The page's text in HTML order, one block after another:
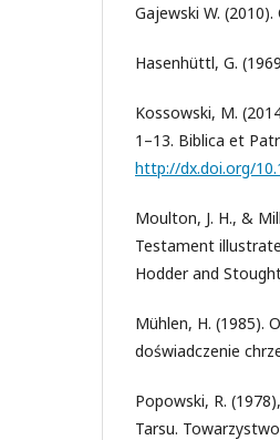
Gajewski W.
Hasenhüttl, G.
Kossowski, M.
1–13. Biblica et
http://dx.doi.org/
Moulton, J. H., &
Testament
Hodder and
Mühlen, H. (1985).
doświadczenie
Popowski, R.
Tarsu.